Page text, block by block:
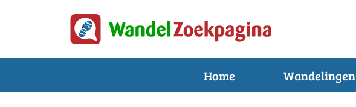
Home Wandelingen